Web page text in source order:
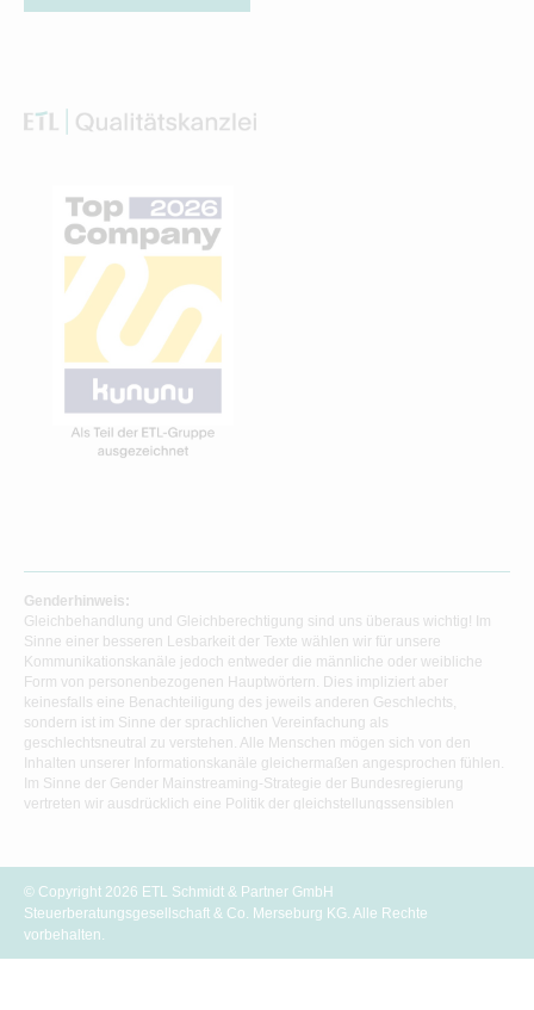
Genderhinweis:
Gleichbehandlung und Gleichberechtigung sind uns überaus wichtig! Im
Sinne einer besseren Lesbarkeit der Texte wählen wir für unsere
Kommunikationskanäle jedoch entweder die männliche oder weibliche
Form von personenbezogenen Hauptwörtern. Dies impliziert aber
keinesfalls eine Benachteiligung des jeweils anderen Geschlechts,
sondern ist im Sinne der sprachlichen Vereinfachung als
geschlechtsneutral zu verstehen. Alle Menschen mögen sich von den
Inhalten unserer Informationskanäle gleichermaßen angesprochen fühlen.
Im Sinne der Gender Mainstreaming-Strategie der Bundesregierung
vertreten wir ausdrücklich eine Politik der gleichstellungssensiblen
© Copyright 2026 ETL Schmidt & Partner GmbH
Steuerberatungsgesellschaft & Co. Merseburg KG. Alle Rechte
vorbehalten.